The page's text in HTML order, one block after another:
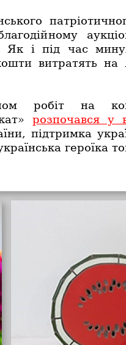
Як і під час
витратять на
робіт на
розпочався у
підтримка
героїка